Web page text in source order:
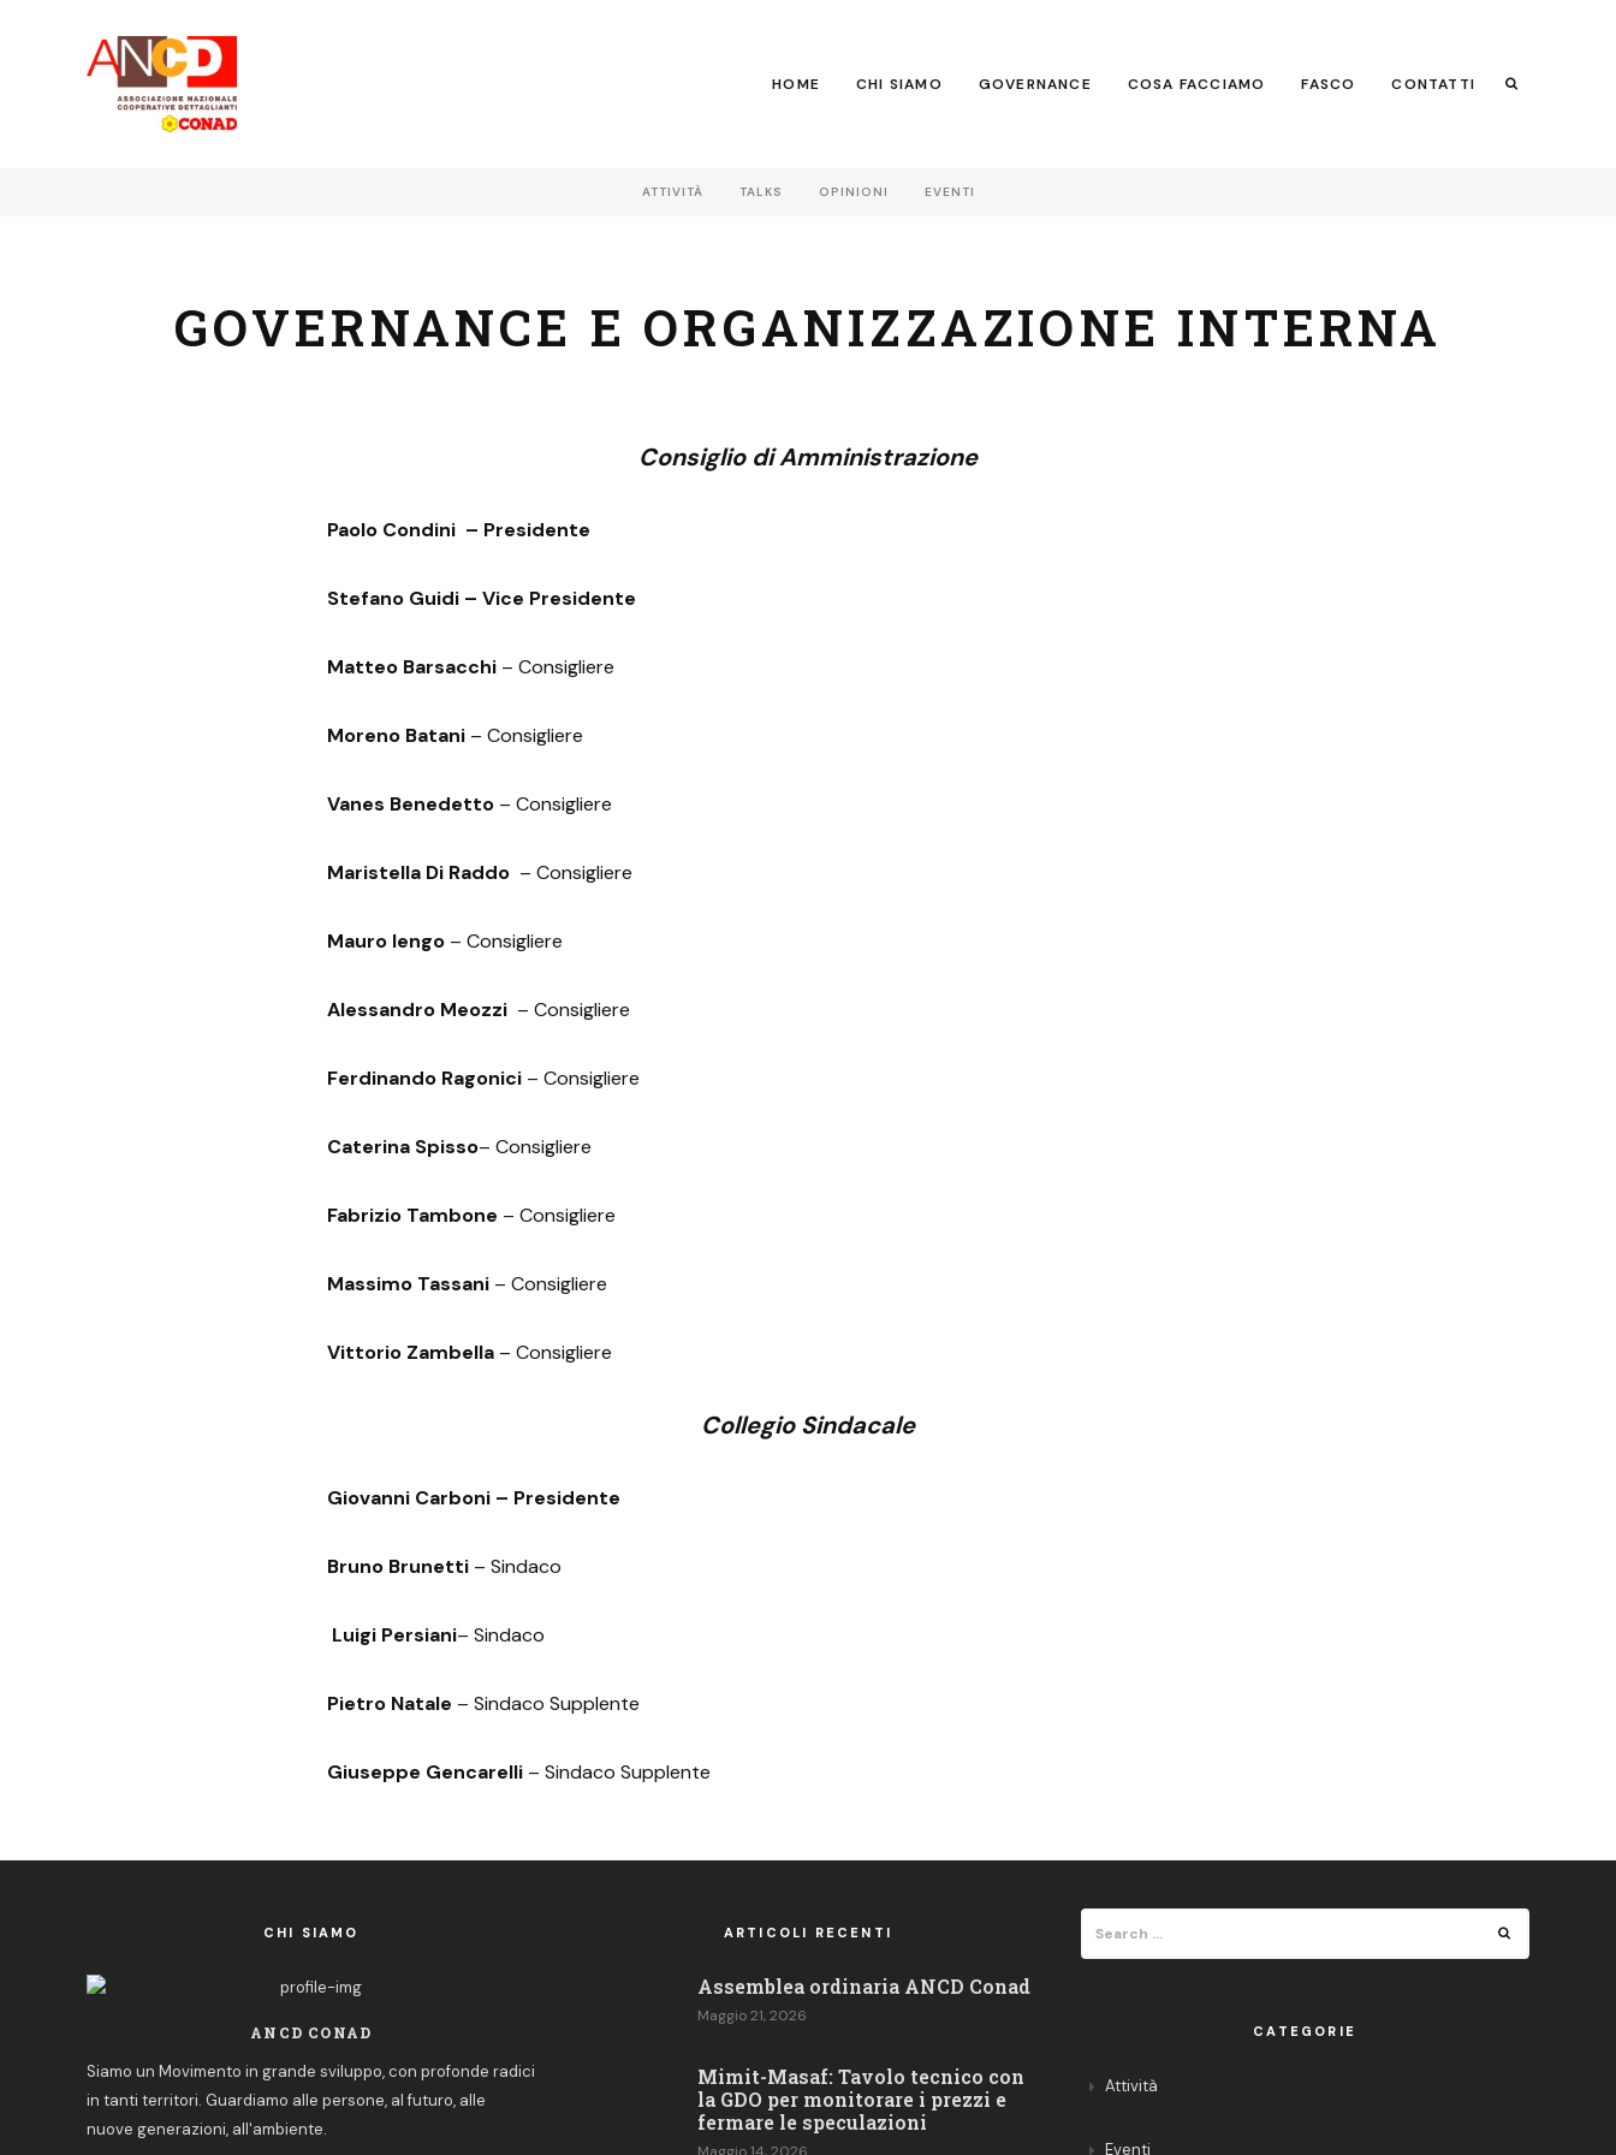
HOME CHI SIAMO GOVERNANCE COSA FACCIAMO FASCO CONTATTI
ATTIVITÀ TALKS OPINIONI EVENTI
GOVERNANCE E ORGANIZZAZIONE INTERNA
Consiglio di Amministrazione
Paolo Condini – Presidente
Stefano Guidi – Vice Presidente
Matteo Barsacchi – Consigliere
Moreno Batani – Consigliere
Vanes Benedetto – Consigliere
Maristella Di Raddo – Consigliere
Mauro Iengo – Consigliere
Alessandro Meozzi – Consigliere
Ferdinando Ragonici – Consigliere
Caterina Spisso– Consigliere
Fabrizio Tambone – Consigliere
Massimo Tassani – Consigliere
Vittorio Zambella – Consigliere
Collegio Sindacale
Giovanni Carboni – Presidente
Bruno Brunetti – Sindaco
Luigi Persiani– Sindaco
Pietro Natale – Sindaco Supplente
Giuseppe Gencarelli – Sindaco Supplente
CHI SIAMO
ANCD CONAD
Siamo un Movimento in grande sviluppo, con profonde radici
in tanti territori. Guardiamo alle persone, al futuro, alle
nuove generazioni, all'ambiente.
ARTICOLI RECENTI
Assemblea ordinaria ANCD Conad
Maggio 21, 2026
Mimit-Masaf: Tavolo tecnico con
la GDO per monitorare i prezzi e
fermare le speculazioni
CATEGORIE
Attività
Eventi